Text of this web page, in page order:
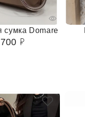
сумка Domare